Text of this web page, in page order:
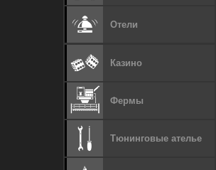
Отели
Казино
Фермы
Тюнинговые ателье